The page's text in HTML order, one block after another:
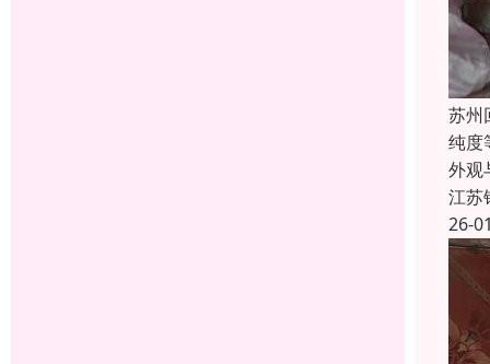
苏州
纯度
外观
江苏
26-